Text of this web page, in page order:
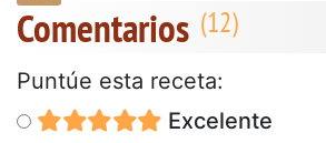
Comentarios
Puntúe esta receta:
Excelente